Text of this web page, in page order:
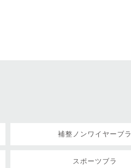
補整ノンワイヤーブラ
スポーツブラ